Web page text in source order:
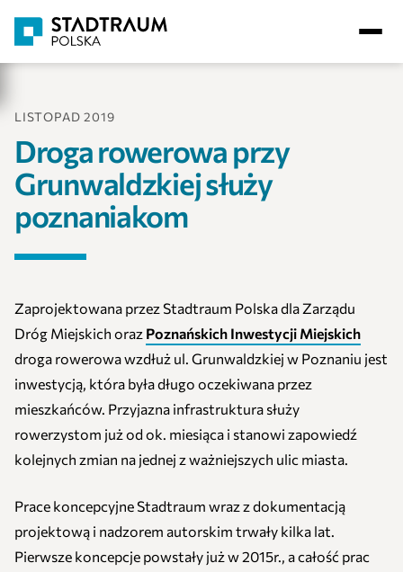
LISTOPAD 2019
Droga rowerowa przy
Grunwaldzkiej służy
poznaniakom
Zaprojektowana przez Stadtraum Polska dla Zarządu
Dróg Miejskich oraz Poznańskich Inwestycji Miejskich
droga rowerowa wzdłuż ul. Grunwaldzkiej w Poznaniu jest
inwestycją, która była długo oczekiwana przez
mieszkańców. Przyjazna infrastruktura służy
rowerzystom już od ok. miesiąca i stanowi zapowiedź
kolejnych zmian na jednej z ważniejszych ulic miasta.
Prace koncepcyjne Stadtraum wraz z dokumentacją
projektową i nadzorem autorskim trwały kilka lat.
Pierwsze koncepcje powstały już w 2015r., a całość prac